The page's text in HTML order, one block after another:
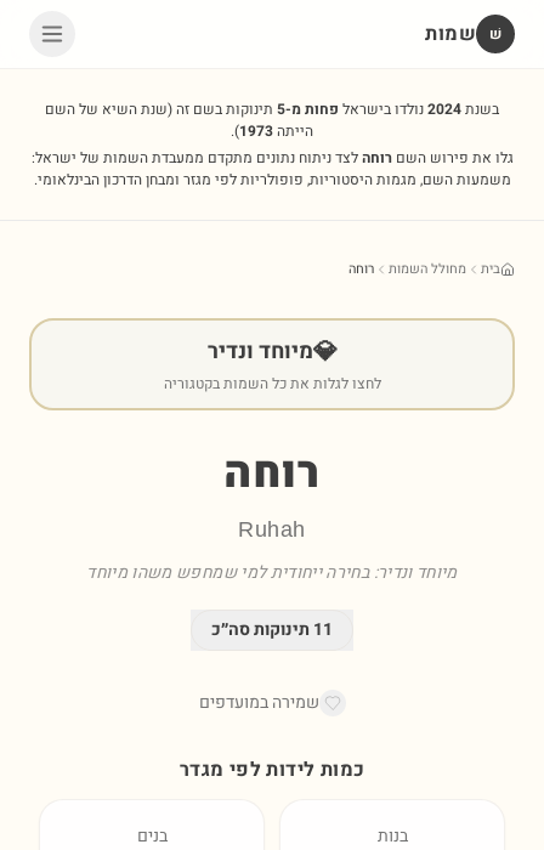
שׁ שמות
בשנת2024נולדו בישראל פחות מ-5 תינוקות בשם זה(שנת השיא של השם
הייתה1973
).
גלו את פירוש השםרוחהלצד ניתוח נתונים מתקדם ממעבדת השמות של ישראל:
משמעות השם, מגמות היסטוריות, פופולריות לפי מגזר ומבחן הדרכון הבינלאומי.
בית מחולל השמות רוחה
💎מיוחד ונדיר
לחצו לגלות את כל השמות בקטגוריה
רוחה
Ruhah
מיוחד ונדיר: בחירה ייחודית למי שמחפש משהו מיוחד
11 תינוקות סה״כ
שמירה במועדפים
כמות לידות לפי מגדר
בנות בנים